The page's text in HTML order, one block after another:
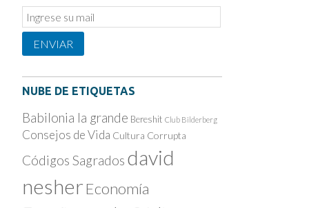
Email
Subscription
ENVIAR
NUBE DE ETIQUETAS
Babilonia la grande Bereshit Club Bilderberg
Consejos de Vida Cultura Corrupta
Códigos Sagrados david
nesher Economía